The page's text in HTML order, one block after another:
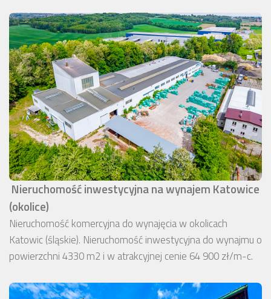
Nieruchomość inwestycyjna na wynajem Katowice
(okolice)
Nieruchomość komercyjna do wynajęcia w okolicach
Katowic (śląskie). Nieruchomość inwestycyjna do wynajmu o
powierzchni 4330 m2 i w atrakcyjnej cenie 64 900 zł/m-c.